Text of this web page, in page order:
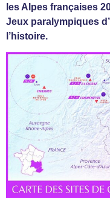
les Alpes françaises
Jeux paralympiques
l’histoire.